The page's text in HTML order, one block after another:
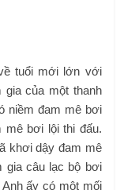
tuổi mới lớn với
của một thanh
niềm đam mê bơi
mê bơi lội thi đấu.
khơi dậy đam mê
gia câu lạc bộ bơi
ấy có một mối